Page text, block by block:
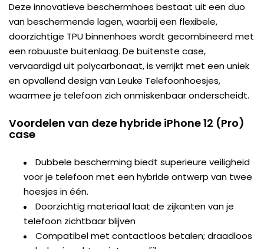
Deze innovatieve beschermhoes bestaat uit een duo
van beschermende lagen, waarbij een flexibele,
doorzichtige TPU binnenhoes wordt gecombineerd met
een robuuste buitenlaag. De buitenste case,
vervaardigd uit polycarbonaat, is verrijkt met een uniek
en opvallend design van Leuke Telefoonhoesjes,
waarmee je telefoon zich onmiskenbaar onderscheidt.
Voordelen van deze hybride iPhone 12 (Pro)
case
Dubbele bescherming biedt superieure veiligheid
voor je telefoon met een hybride ontwerp van twee
hoesjes in één.
Doorzichtig materiaal laat de zijkanten van je
telefoon zichtbaar blijven
Compatibel met contactloos betalen; draadloos